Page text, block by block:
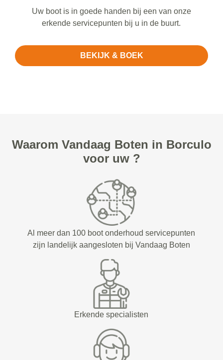
Uw boot is in goede handen bij een van onze
erkende servicepunten bij u in de buurt.
BEKIJK & BOEK
Waarom Vandaag Boten in Borculo
voor uw ?
Al meer dan 100 boot onderhoud servicepunten
zijn landelijk aangesloten bij Vandaag Boten
Erkende specialisten